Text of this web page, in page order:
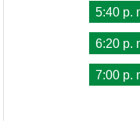
5:40 p.
6:20 p.
7:00 p.